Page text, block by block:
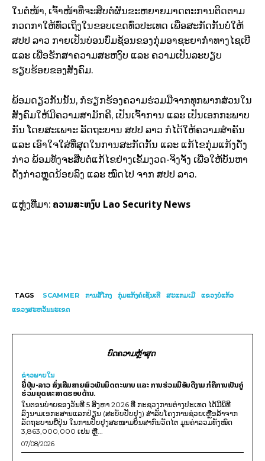
ໃນຕໍ່ໜ້າ, ເຈົ້າໜ້າທີ່ຈະສືບຕໍ່ຜັນຂະຫຍາຍມາດຕະການຕິດຕາມ
ກວດກາໃຫ້ທົ່ວເຖິງໃນຂອບເຂດທົ່ວປະເທດ ເພື່ອສະກັດກັ້ນບໍ່ໃຫ້
ສປປ ລາວ ກາຍເປັນບ່ອນບົ່ມຊ້ອນຂອງກຸ່ມອາຊະຍາກຳທາງໄຊເບີ
ແລະ ເພື່ອຮັກສາຄວາມສະຫງົບ ແລະ ຄວາມເປັນລະບຽບ
ຮຽບຮ້ອຍຂອງສັງຄົມ.
ພ້ອມດຽວກັນນັ້ນ, ກໍຮຽກຮ້ອງຄວາມຮ່ວມມືຈາກທຸກພາກສ່ວນໃນ
ສັງຄົມໃຫ້ມີຄວາມສາມັກຄີ, ເປັນເຈົ້າການ ແລະ ເປັນເອກກະພາບ
ກັນ ໂດຍສະເພາະ ລັດຖະບານ ສປປ ລາວ ກໍໄດ້ໃຫ້ຄວາມສໍາຄັນ
ແລະ ເອົາໃຈໃສ່ທີ່ສຸດໃນການສະກັດກັ້ນ ແລະ ແກ້ໄຂກຸ່ມແກ້ງດັ່ງ
ກ່າວ ພ້ອມທັງຈະສືບຕໍ່ແກ້ໄຂຢ່າງເຂັ້ມງວດ-ຈິງຈັງ ເພື່ອໃຫ້ບັນຫາ
ດັ່ງກ່າວຫຼຸດນ້ອຍລົງ ແລະ ໝົດໄປ ຈາກ ສປປ ລາວ.
ແຫຼ່ງທີ່ມາ: ຄວາມສະຫງົບ Lao Security News
TAGS SCAMMER ການສໍ້ໂກງ ກຸ່ມແກ້ງຄໍເຊັນເຕີ ສະແກມເມີ
ແຂວງບໍ່ແກ້ວ
ແຂວງ​ສະ​ຫວັນ​ນະ​ເຂດ
ບົດຄວາມຫຼ້າສຸດ
ຂ່າວພາຍ​ໃນ
ຍີ່ປຸ່ນ-ລາວ ສົ່ງເສີມສາຍພົວພັນມິດຕະພາບ ແລະ ການຮ່ວມມືອັນດີງາມ ກໍຄືການເປັນຄູ່
ຮ່ວມຍຸດທະສາດຮອບດ້ານ.
ໃນຕອນບ່າຍຂອງວັນທີ 5 ສິງຫາ 2026 ທີ່ ກະຊວງການຕ່າງປະເທດ ໄດ້ມີພິທີ
ລົງນາມເອກະສານແລກປ່ຽນ (ສະບັບປັບປຸງ) ສໍາລັບໂຄງການຊ່ວຍເຫຼືອລ້າຈາກ
ລັດຖະບານຍີ່ປຸ່ນ ໃນການປັບປຸງສະໜາມບິນສາກົນວັດໄຕ ມູນຄ່າລວມທັງໝົດ
3,863,000,000 ເຢນ ຫຼື...
07/08/2026